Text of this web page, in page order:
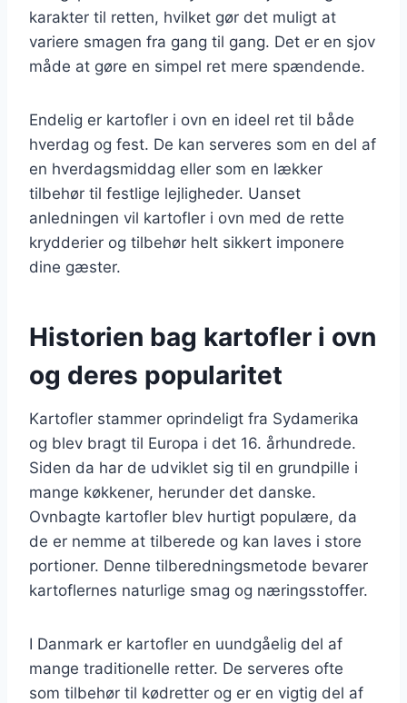
karakter til retten, hvilket gør det muligt at
variere smagen fra gang til gang. Det er en sjov
måde at gøre en simpel ret mere spændende.
Endelig er kartofler i ovn en ideel ret til både
hverdag og fest. De kan serveres som en del af
en hverdagsmiddag eller som en lækker
tilbehør til festlige lejligheder. Uanset
anledningen vil kartofler i ovn med de rette
krydderier og tilbehør helt sikkert imponere
dine gæster.
Historien bag kartofler i ovn
og deres popularitet
Kartofler stammer oprindeligt fra Sydamerika
og blev bragt til Europa i det 16. århundrede.
Siden da har de udviklet sig til en grundpille i
mange køkkener, herunder det danske.
Ovnbagte kartofler blev hurtigt populære, da
de er nemme at tilberede og kan laves i store
portioner. Denne tilberedningsmetode bevarer
kartoflernes naturlige smag og næringsstoffer.
I Danmark er kartofler en uundgåelig del af
mange traditionelle retter. De serveres ofte
som tilbehør til kødretter og er en vigtig del af